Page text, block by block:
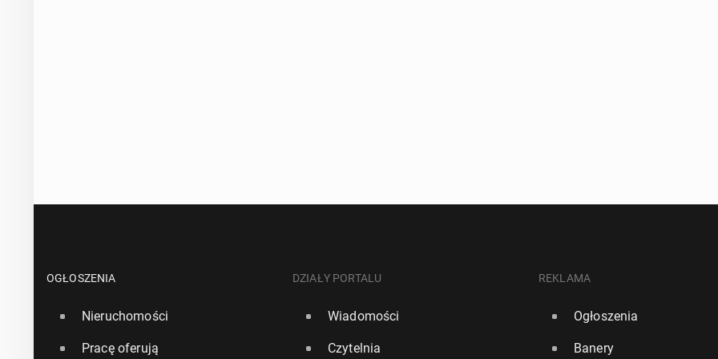
OGŁOSZENIA
Nieruchomości
Pracę oferują
DZIAŁY PORTALU
Wiadomości
Czytelnia
REKLAMA
Ogłoszenia
Banery